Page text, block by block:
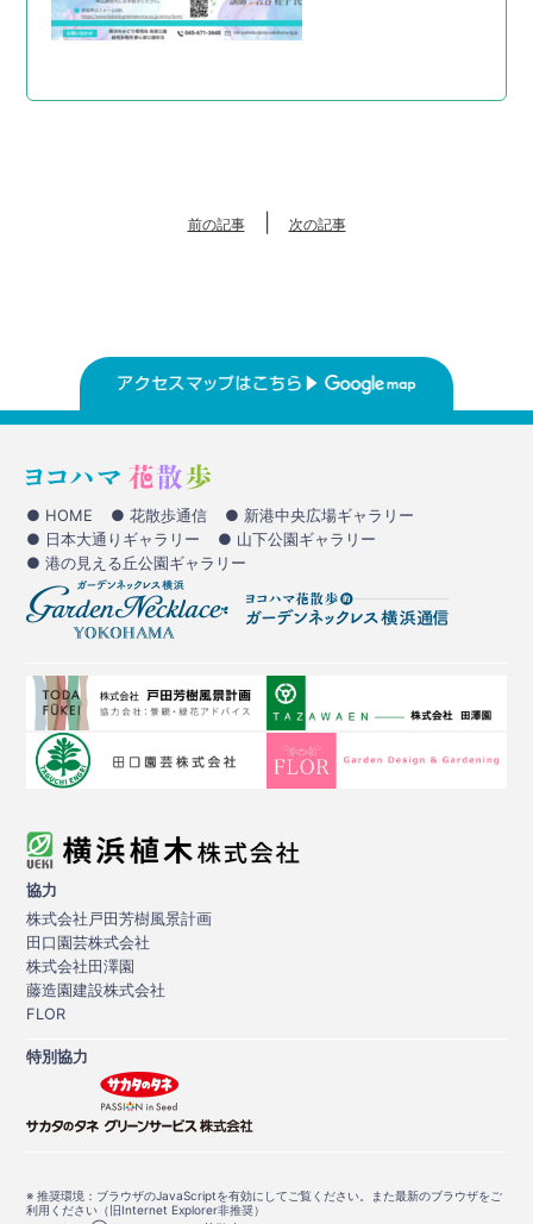
前の記事| 次の記事
● HOME ● 花散歩通信
● 新港中央広場ギャラリー
● 日本大通りギャラリー
● 山下公園ギャラリー
● 港の見える丘公園ギャラリー
協力
株式会社戸田芳樹風景計画
田口園芸株式会社
株式会社田澤園
藤造園建設株式会社
FLOR
特別協力
※ 推奨環境：ブラウザのJavaScriptを有効にしてご覧ください。また最新のブラウザをご
利用ください（旧Internet Explorer非推奨）